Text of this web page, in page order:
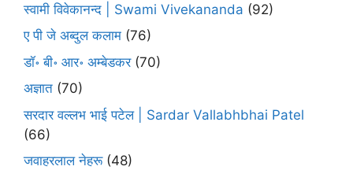
स्वामी विवेकानन्द | Swami Vivekananda (92)
ए पी जे अब्दुल कलाम (76)
डॉ॰ बी॰ आर॰ अम्बेडकर(70)
अज्ञात (70)
सरदार वल्लभ भाई पटेल | Sardar Vallabhbhai Patel
(66)
जवाहरलाल नेहरू(48)